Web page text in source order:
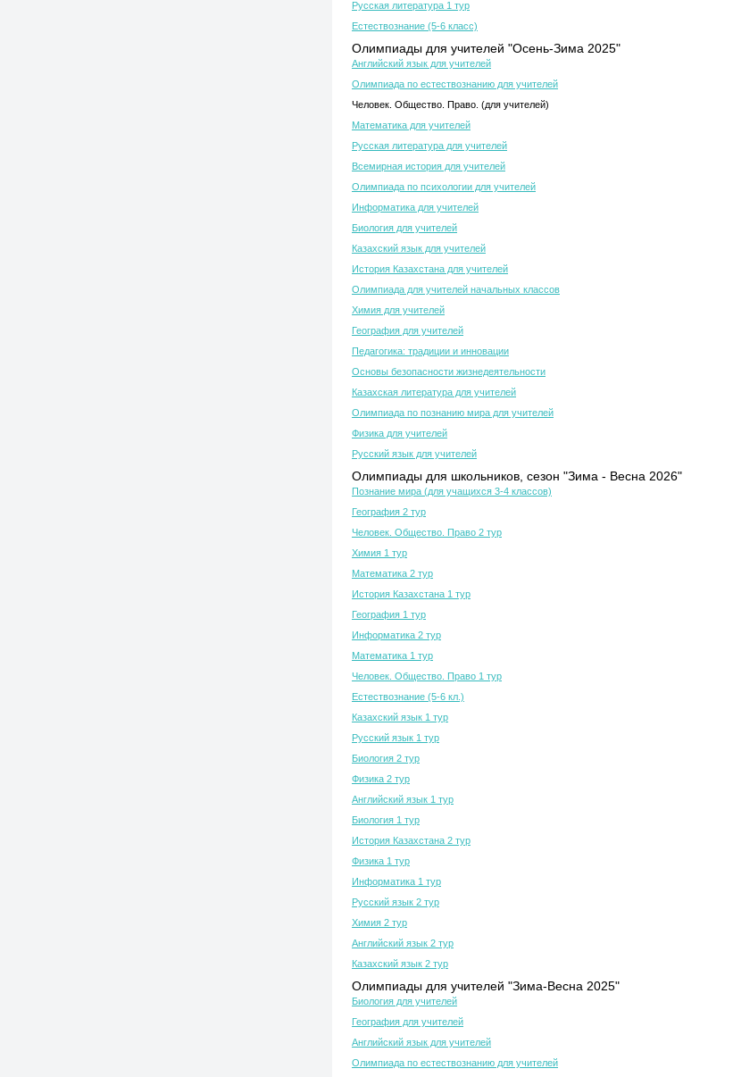
Русская литература 1 тур
Естествознание (5-6 класс)
Олимпиады для учителей "Осень-Зима 2025"
Английский язык для учителей
Олимпиада по естествознанию для учителей
Человек. Общество. Право. (для учителей)
Математика для учителей
Русская литература для учителей
Всемирная история для учителей
Олимпиада по психологии для учителей
Информатика для учителей
Биология для учителей
Казахский язык для учителей
История Казахстана для учителей
Олимпиада для учителей начальных классов
Химия для учителей
География для учителей
Педагогика: традиции и инновации
Основы безопасности жизнедеятельности
Казахская литература для учителей
Олимпиада по познанию мира для учителей
Физика для учителей
Русский язык для учителей
Олимпиады для школьников, сезон "Зима - Весна 2026"
Познание мира (для учащихся 3-4 классов)
География 2 тур
Человек. Общество. Право 2 тур
Химия 1 тур
Математика 2 тур
История Казахстана 1 тур
География 1 тур
Информатика 2 тур
Математика 1 тур
Человек. Общество. Право 1 тур
Естествознание (5-6 кл.)
Казахский язык 1 тур
Русский язык 1 тур
Биология 2 тур
Физика 2 тур
Английский язык 1 тур
Биология 1 тур
История Казахстана 2 тур
Физика 1 тур
Информатика 1 тур
Русский язык 2 тур
Химия 2 тур
Английский язык 2 тур
Казахский язык 2 тур
Олимпиады для учителей "Зима-Весна 2025"
Биология для учителей
География для учителей
Английский язык для учителей
Олимпиада по естествознанию для учителей